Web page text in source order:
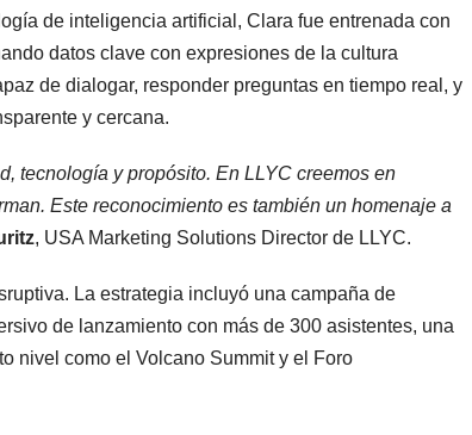
de inteligencia artificial, Clara fue entrenada con
datos clave con expresiones de la cultura
de dialogar, responder preguntas en tiempo real, y
y cercana.
tecnología y propósito. En LLYC creemos en
Este reconocimiento es también un homenaje a
, USA Marketing Solutions Director de LLYC.
La estrategia incluyó una campaña de
de lanzamiento con más de 300 asistentes, una
nivel como el Volcano Summit y el Foro